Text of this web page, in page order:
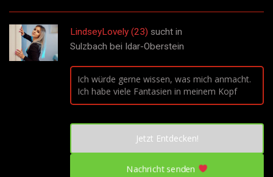
LindseyLovely (23) sucht in
Sulzbach bei Idar-Oberstein
Ich würde gerne wissen, was mich anmacht.
Ich habe viele Fantasien in meinem Kopf
Jetzt Entdecken!
Nachricht senden